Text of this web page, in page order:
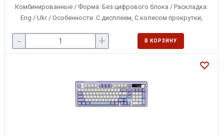
Комбинированные / Форма: Без цифрового блока / Раскладка:
Eng / Ukr / Особенности: С дисплеем, С колесом прокрутки,
Windows, iOS / Особенности клавиш: Классические
- + В КОРЗИНУ